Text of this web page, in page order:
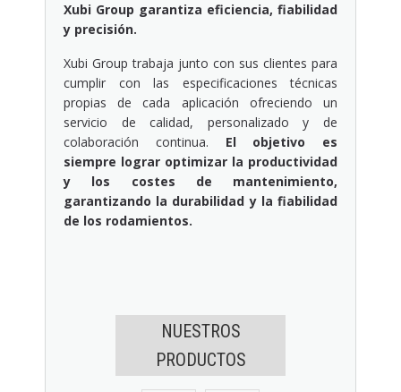
Xubi Group garantiza eficiencia, fiabilidad
y precisión.
Xubi Group trabaja junto con sus clientes para
cumplir con las especificaciones técnicas
propias de cada aplicación ofreciendo un
servicio de calidad, personalizado y de
colaboración continua. El objetivo es
siempre lograr optimizar la productividad
y los costes de mantenimiento,
garantizando la durabilidad y la fiabilidad
de los rodamientos.
NUESTROS
PRODUCTOS